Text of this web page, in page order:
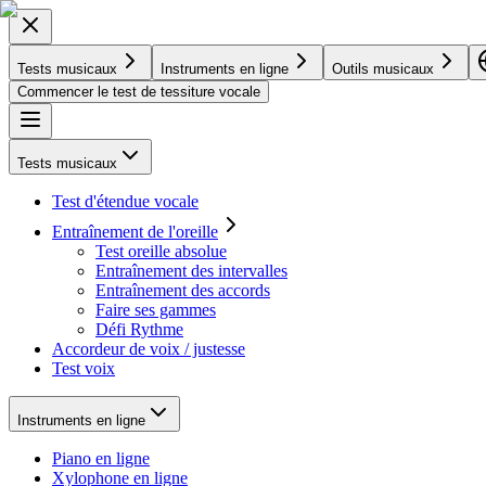
Tests musicaux Instruments en ligne Outils musicaux
Commencer le test de tessiture vocale
Tests musicaux
Test d'étendue vocale
Entraînement de l'oreille
Test oreille absolue
Entraînement des intervalles
Entraînement des accords
Faire ses gammes
Défi Rythme
Accordeur de voix / justesse
Test voix
Instruments en ligne
Piano en ligne
Xylophone en ligne